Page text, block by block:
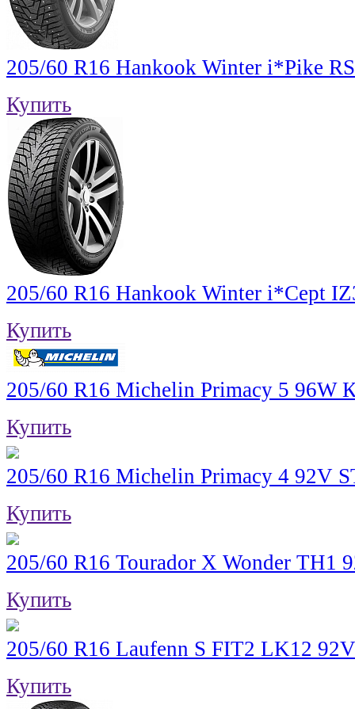
205/60 R16 Hankook Winter i*Pike
Купить
205/60 R16 Hankook Winter i*Cept
Купить
205/60 R16 Michelin Primacy 5 96W
Купить
205/60 R16 Michelin Primacy 4 92V
Купить
205/60 R16 Tourador X Wonder TH1
Купить
205/60 R16 Laufenn S FIT2 LK12
Купить